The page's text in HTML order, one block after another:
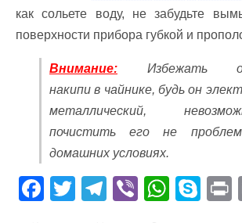
как сольете воду, не забудьте
поверхности прибора губкой и
Внимание: Избежать
накипи в чайнике, будь он
металлический,
почистить его не
домашних условиях.
F T T Vi W S